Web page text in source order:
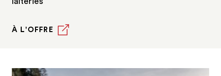
À L'OFFRE